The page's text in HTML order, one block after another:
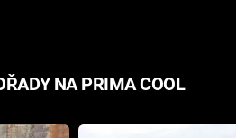
NA PRIMA COOL